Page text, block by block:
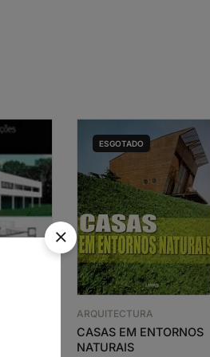
XX
ESGOTADO
ARQUITECTURA
CASAS EM ENTORNOS
NATURAIS